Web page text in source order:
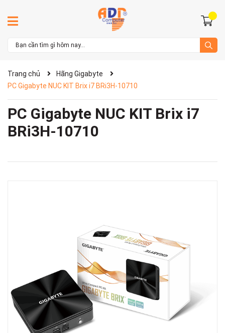
Trang chủ
Hãng Gigabyte
PC Gigabyte NUC KIT Brix i7 BRi3H-10710
PC Gigabyte NUC KIT Brix i7
BRi3H-10710